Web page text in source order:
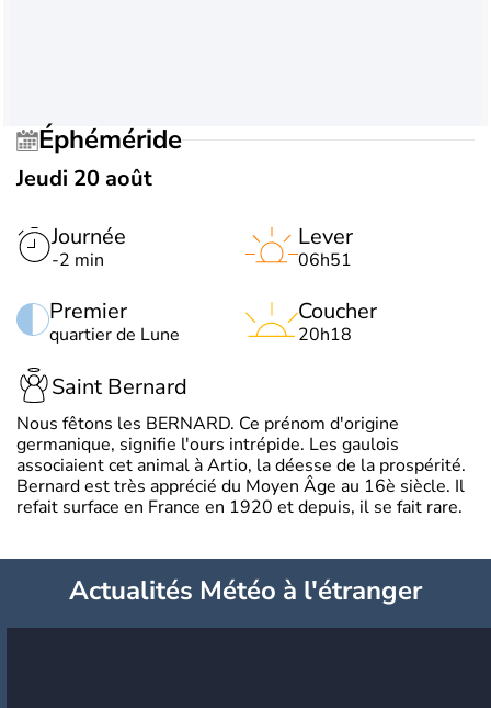
Éphéméride
Jeudi 20 août
Journée
-2 min
Premier
quartier de Lune
Lever
06h51
Coucher
20h18
Saint Bernard
Nous fêtons les BERNARD. Ce prénom d'origine
germanique, signifie l'ours intrépide. Les gaulois
associaient cet animal à Artio, la déesse de la prospérité.
Bernard est très apprécié du Moyen Âge au 16è siècle. Il
refait surface en France en 1920 et depuis, il se fait rare.
Actualités Météo à l'étranger